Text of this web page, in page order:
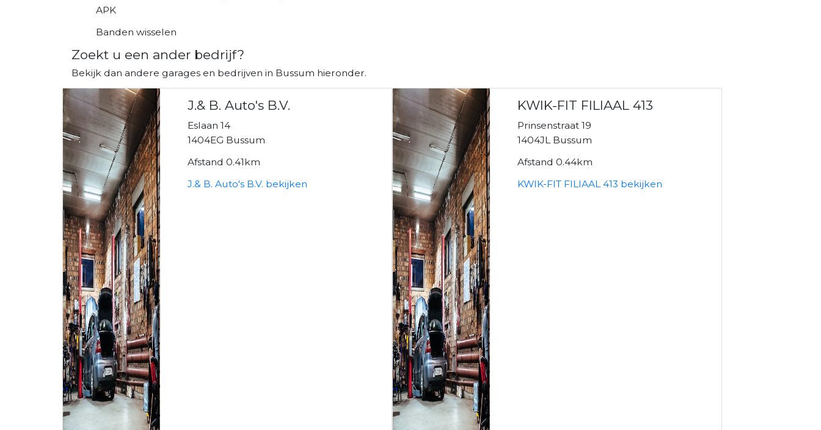
APK
Banden wisselen
Zoekt u een ander bedrijf?
Bekijk dan andere garages en bedrijven in Bussum hieronder.
J.& B. Auto's B.V.
Eslaan 14
1404EG Bussum
Afstand 0.41km
J.& B. Auto's B.V. bekijken
KWIK-FIT FILIAAL 413
Prinsenstraat 19
1404JL Bussum
Afstand 0.44km
KWIK-FIT FILIAAL 413 bekijken